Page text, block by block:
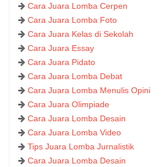
Cara Juara Lomba Cerpen
Cara Juara Lomba Foto
Cara Juara Kelas di Sekolah
Cara Juara Essay
Cara Juara Pidato
Cara Juara Lomba Debat
Cara Juara Lomba Menulis Opini
Cara Juara Olimpiade
Cara Juara Lomba Desain
Cara Juara Lomba Video
Tips Juara Lomba Jurnalistik
Cara Juara Lomba Desain